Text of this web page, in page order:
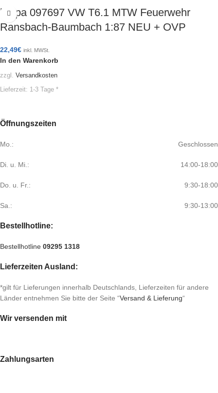
herpa 097697 VW T6.1 MTW Feuerwehr
Ransbach-Baumbach 1:87 NEU + OVP
22,49€ inkl. MWSt.
In den Warenkorb
zzgl. Versandkosten
Lieferzeit: 1-3 Tage *
Öffnungszeiten
Mo.: Geschlossen
Di. u. Mi.: 14:00-18:00
Do. u. Fr.: 9:30-18:00
Sa.: 9:30-13:00
Bestellhotline:
Bestellhotline 09295 1318
Lieferzeiten Ausland:
*gilt für Lieferungen innerhalb Deutschlands, Lieferzeiten für andere
Länder entnehmen Sie bitte der Seite “Versand & Lieferung“
Wir versenden mit
Zahlungsarten